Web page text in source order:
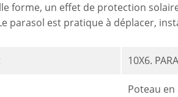
forme, un effet de protection
parasol est pratique à déplacer,
10X6.
Poteau